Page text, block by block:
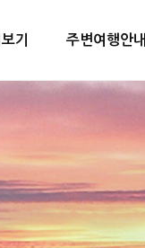
기 주변여행안내